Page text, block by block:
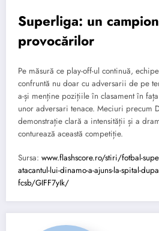
Superliga: un
provocărilor
Pe măsură ce play-off-ul continuă,
confruntă nu doar cu adversarii de pe
a-și menține pozițiile în clasament în
unor adversari tenace. Meciuri precum
demonstrație clară a intensității și a
conturează această competiție.
Sursa: www.flashscore.ro/stiri/fotbal-
atacantul-lui-dinamo-a-ajuns-la-spital-
fcsb/GIFF7yIk/